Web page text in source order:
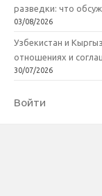
разведки: что
03/08/2026
Узбекистан и
отношениях и
30/07/2026
Войти